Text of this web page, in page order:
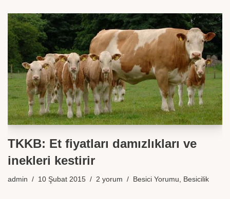
TKKB: Et fiyatları damızlıkları ve
inekleri kestirir
admin 10 Şubat 2015 2 yorum Besici Yorumu, Besicilik